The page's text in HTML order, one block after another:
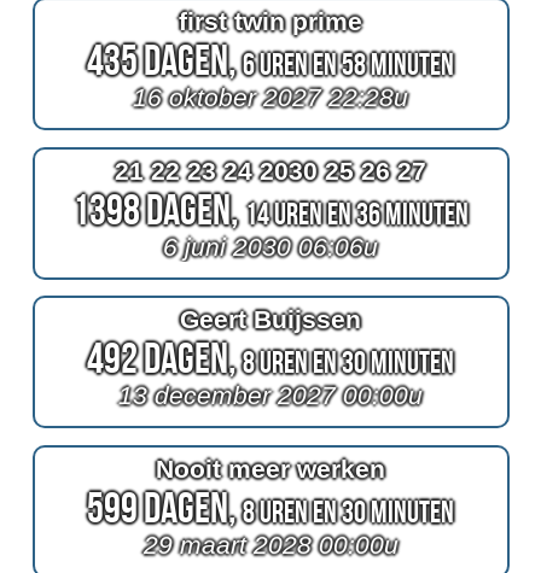
first twin prime
435 Dagen,6 Uren en 58 Minuten
16 oktober 2027 22:28u
21 22 23 24 2030 25 26 27
1398 Dagen,14 Uren en 36 Minuten
6 juni 2030 06:06u
Geert Buijssen
492 Dagen,8 Uren en 30 Minuten
13 december 2027 00:00u
Nooit meer werken
599 Dagen,8 Uren en 30 Minuten
29 maart 2028 00:00u